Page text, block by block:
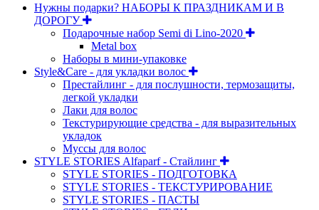
Нужны подарки? НАБОРЫ К ПРАЗДНИКАМ И В
ДОРОГУ
Подарочные набор Semi di Lino-2020
Metal box
Наборы в мини-упаковке
Style&Care - для укладки волос
Престайлинг - для послушности, термозащиты,
легкой укладки
Лаки для волос
Текстурирующие средства - для выразительных
укладок
Муссы для волос
STYLE STORIES Alfaparf - Стайлинг
STYLE STORIES - ПОДГОТОВКА
STYLE STORIES - ТЕКСТУРИРОВАНИЕ
STYLE STORIES - ПАСТЫ